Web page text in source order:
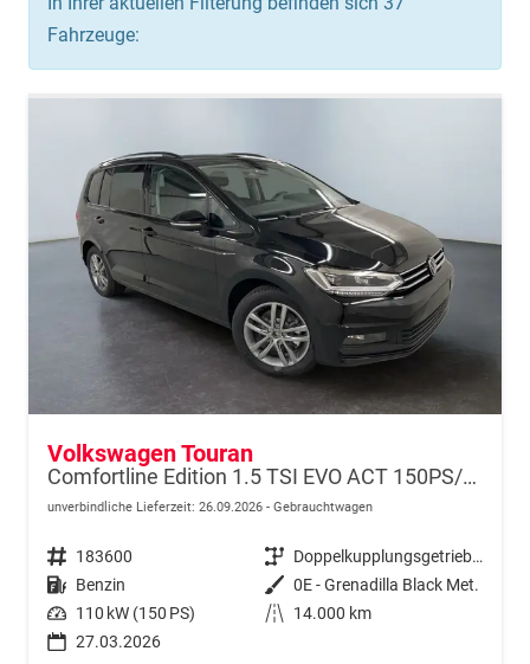
Fahrzeuge:
Volkswagen Touran
Comfortline Edition 1.5 TSI EVO ACT 150PS/110kW DSG7 2026 +APP-Connect+RFK+17"ALU+SHZ
unverbindliche Lieferzeit: 26.09.2026 Gebrauchtwagen
Fahrzeugnr. 183600 Getriebe
Doppelkupplungsgetriebe (DSG)
Kraftstoff Benzin Außenfarbe 0E - Grenadilla Black Met.
Leistung 110 kW (150 PS) Kilometerstand
14.000 km
27.03.2026